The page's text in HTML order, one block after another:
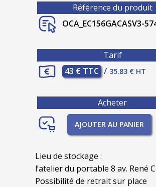
Référence du produit
OCA_EC156GACASV3-
Tarif
43 € TTC / 35.83 € HT
Acheter
AJOUTER AU PANIER
Lieu de stockage :
l’atelier du portable 8 av. René
Possibilité de retrait sur place